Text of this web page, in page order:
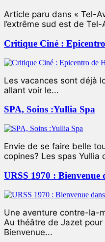
Article paru dans « Tel-
l’extrême sud est de Tel-
Critique Ciné :
Les vacances sont déjà
allant voir le...
SPA, Soins :Yullia Spa
Envie de se faire belle
copines? Les spas Yullia
URSS 1970 :
Une aventure contre-la-
Au théâtre de Jazet
Bienvenue...